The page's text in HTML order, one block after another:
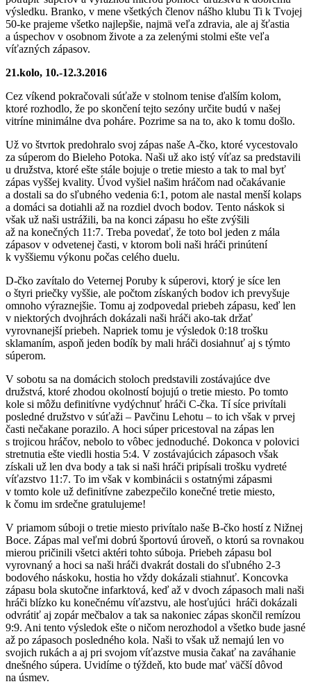
výsledku. Branko, v mene všetkých členov nášho klubu Ti k Tvojej
50-ke prajeme všetko najlepšie, najmä veľa zdravia, ale aj šťastia
a úspechov v osobnom živote a za zelenými stolmi ešte veľa
víťazných zápasov.
21.kolo, 10.-12.3.2016
Cez víkend pokračovali súťaže v stolnom tenise ďalším kolom,
ktoré rozhodlo, že po skončení tejto sezóny určite budú v našej
vitríne minimálne dva poháre. Pozrime sa na to, ako k tomu došlo.
Už vo štvrtok predohralo svoj zápas naše A-čko, ktoré vycestovalo
za súperom do Bieleho Potoka. Naši už ako istý víťaz sa predstavili
u družstva, ktoré ešte stále bojuje o tretie miesto a tak to mal byť
zápas vyššej kvality. Úvod vyšiel našim hráčom nad očakávanie
a dostali sa do sľubného vedenia 6:1, potom ale nastal menší kolaps
a domáci sa dotiahli až na rozdiel dvoch bodov. Tento náskok si
však už naši ustrážili, ba na konci zápasu ho ešte zvýšili
až na konečných 11:7. Treba povedať, že toto bol jeden z mála
zápasov v odvetenej časti, v ktorom boli naši hráči prinútení
k vyššiemu výkonu počas celého duelu.
D-čko zavítalo do Veternej Poruby k súperovi, ktorý je síce len
o štyri priečky vyššie, ale počtom získaných bodov ich prevyšuje
omnoho výraznejšie. Tomu aj zodpovedal priebeh zápasu, keď len
v niektorých dvojhrách dokázali naši hráči ako-tak držať
vyrovnanejší priebeh. Napriek tomu je výsledok 0:18 trošku
sklamaním, aspoň jeden bodík by mali hráči dosiahnuť aj s týmto
súperom.
V sobotu sa na domácich stoloch predstavili zostávajúce dve
družstvá, ktoré zhodou okolností bojujú o tretie miesto. Po tomto
kole si môžu definitívne vydýchnuť hráči C-čka. Tí síce privítali
posledné družstvo v súťaži – Pavčinu Lehotu – to ich však v prvej
časti nečakane porazilo. A hoci súper pricestoval na zápas len
s trojicou hráčov, nebolo to vôbec jednoduché. Dokonca v polovici
stretnutia ešte viedli hostia 5:4. V zostávajúcich zápasoch však
získali už len dva body a tak si naši hráči pripísali trošku vydreté
víťazstvo 11:7. To im však v kombinácii s ostatnými zápasmi
v tomto kole už definitívne zabezpečilo konečné tretie miesto,
k čomu im srdečne gratulujeme!
V priamom súboji o tretie miesto privítalo naše B-čko hostí z Nižnej
Boce. Zápas mal veľmi dobrú športovú úroveň, o ktorú sa rovnakou
mierou pričinili všetci aktéri tohto súboja. Priebeh zápasu bol
vyrovnaný a hoci sa naši hráči dvakrát dostali do sľubného 2-3
bodového náskoku, hostia ho vždy dokázali stiahnuť. Koncovka
zápasu bola skutočne infarktová, keď až v dvoch zápasoch mali naši
hráči blízko ku konečnému víťazstvu, ale hosťujúci hráči dokázali
odvrátiť aj zopár mečbalov a tak sa nakoniec zápas skončil remízou
9:9. Ani tento výsledok ešte o ničom nerozhodol a všetko bude jasné
až po zápasoch posledného kola. Naši to však už nemajú len vo
svojich rukách a aj pri svojom víťazstve musia čakať na zaváhanie
dnešného súpera. Uvidíme o týždeň, kto bude mať väčší dôvod
na úsmev.